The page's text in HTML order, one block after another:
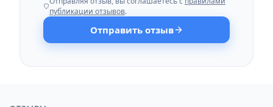
публикации отзывов.
Отправить отзыв